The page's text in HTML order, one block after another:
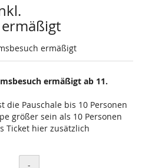
ermäßigt
ermäßigt ab 11.
die Pauschale bis 10 Personen
größer sein als 10 Personen
Ticket hier zusätzlich
Menge
-